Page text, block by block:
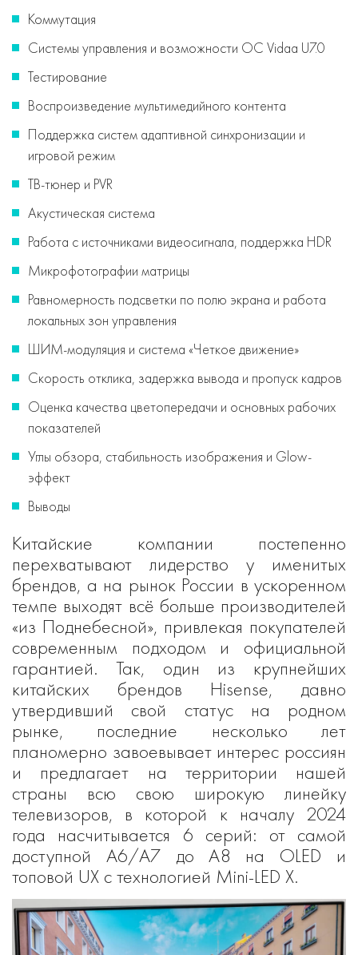
Коммутация
Системы управления и возможности ОС Vidaa U7.0
Тестирование
Воспроизведение мультимедийного контента
Поддержка систем адаптивной синхронизации и
игровой режим
ТВ-тюнер и PVR
Акустическая система
Работа с источниками видеосигнала, поддержка HDR
Микрофотографии матрицы
Равномерность подсветки по полю экрана и работа
локальных зон управления
ШИМ-модуляция и система «Четкое движение»
Скорость отклика, задержка вывода и пропуск кадров
Оценка качества цветопередачи и основных рабочих
показателей
Углы обзора, стабильность изображения и Glow-
эффект
Выводы
Китайские компании постепенно
перехватывают лидерство у именитых
брендов, а на рынок России в ускоренном
темпе выходят всё больше производителей
«из Поднебесной», привлекая покупателей
современным подходом и официальной
гарантией. Так, один из крупнейших
китайских брендов Hisense, давно
утвердивший свой статус на родном
рынке, последние несколько лет
планомерно завоевывает интерес россиян
и предлагает на территории нашей
страны всю свою широкую линейку
телевизоров, в которой к началу 2024
года насчитывается 6 серий: от самой
доступной А6/A7 до A8 на OLED и
топовой UX с технологией Mini-LED X.